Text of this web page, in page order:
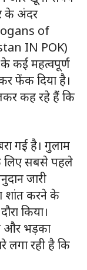
के अंदर
of
IN POK)
कई महत्वपूर्ण
फेंक दिया है।
कह रहे हैं कि
गई है। गुलाम
लिए सबसे पहले
जारी
शांत करने के
किया।
और भड़का
लगा रही है कि